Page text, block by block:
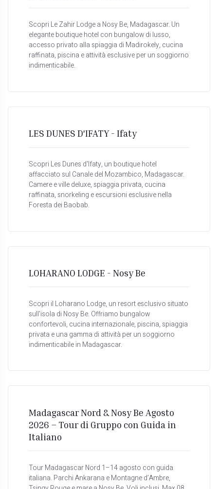
Scopri Le Zahir Lodge a Nosy Be, Madagascar. Un
elegante boutique hotel con bungalow di lusso,
accesso privato alla spiaggia di Madirokely, cucina
raffinata, piscina e attività esclusive per un soggiorno
indimenticabile.
LES DUNES D'IFATY - Ifaty
Scopri Les Dunes d'Ifaty, un boutique hotel
affacciato sul Canale del Mozambico, Madagascar.
Camere e ville deluxe, spiaggia privata, cucina
raffinata, snorkeling e escursioni esclusive nella
Foresta dei Baobab.
LOHARANO LODGE - Nosy Be
Scopri il Loharano Lodge, un resort esclusivo situato
sull'isola di Nosy Be. Offriamo bungalow
confortevoli, cucina internazionale, piscina, spiaggia
privata e una gamma di attività per un soggiorno
indimenticabile in Madagascar.
Madagascar Nord & Nosy Be Agosto
2026 – Tour di Gruppo con Guida in
Italiano
Tour Madagascar Nord 1–14 agosto con guida
italiana. Parchi Ankarana e Montagne d’Ambre,